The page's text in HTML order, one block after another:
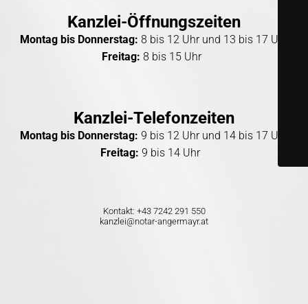
Kanzlei-Öffnungszeiten
Montag bis Donnerstag: 8 bis 12 Uhr und 13 bis 17 Uhr
Freitag: 8 bis 15 Uhr
Kanzlei-Telefonzeiten
Montag bis Donnerstag: 9 bis 12 Uhr und 14 bis 17 Uhr
Freitag: 9 bis 14 Uhr
Kontakt: +43 7242 291 550
kanzlei@notar-angermayr.at